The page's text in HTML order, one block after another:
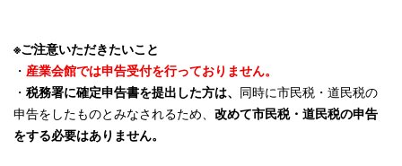
※ご注意いただきたいこと
・ 産業会館では申告受付を行っておりません。
・ 税務署に確定申告書を提出した方は、 同時に市民税・道民税の
申告をしたものとみなされるため、 改めて市民税・道民税の申告
をする必要はありません。